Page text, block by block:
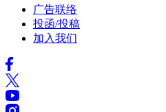
广告联络
投函/投稿
加入我们